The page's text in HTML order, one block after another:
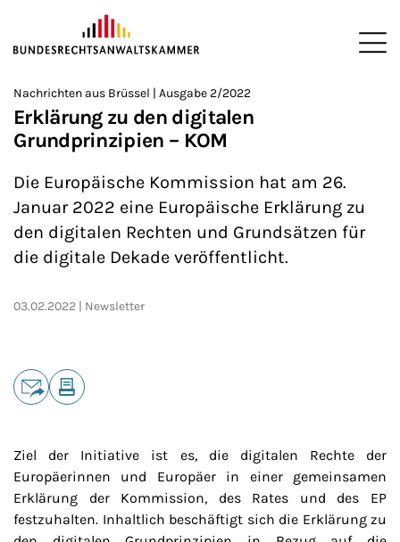
ZUM HAUPTINHALT SPRINGEN
Sie befinden sich hier:
>
Startseite
>
Newsroom
>
Newsletter
>
Nachrichten aus Brüssel
Nachrichten aus Brüssel | Ausgabe 2/2022
Erklärung zu den digitalen
Grundprinzipien – KOM
Die Europäische Kommission hat am 26.
Januar 2022 eine Europäische Erklärung zu
den digitalen Rechten und Grundsätzen für
die digitale Dekade veröffentlicht.
03.02.2022 Newsletter
Teilen
Ziel der Initiative ist es, die digitalen Rechte der
Europäerinnen und Europäer in einer gemeinsamen
Erklärung der Kommission, des Rates und des EP
festzuhalten. Inhaltlich beschäftigt sich die Erklärung zu